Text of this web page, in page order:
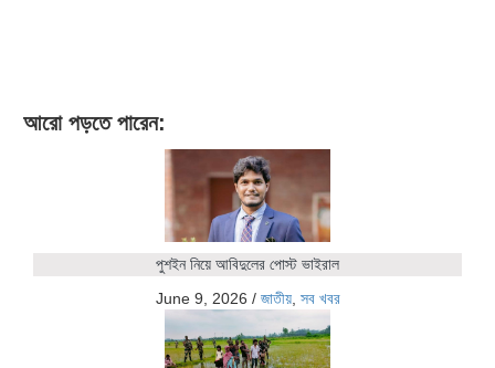
আরো পড়তে পারেন:
পুশইন নিয়ে আবিদুলের পোস্ট ভাইরাল
June 9, 2026 / জাতীয়, সব খবর